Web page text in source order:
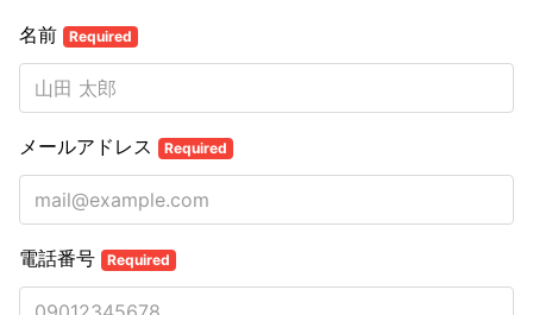
名前 Required
メールアドレス Required
電話番号 Required